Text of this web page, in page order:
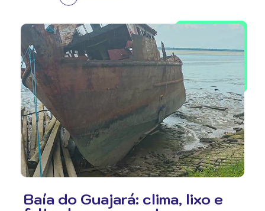
Baía do Guajará: clima, lixo e